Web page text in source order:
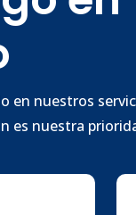
en nuestros
es nuestra